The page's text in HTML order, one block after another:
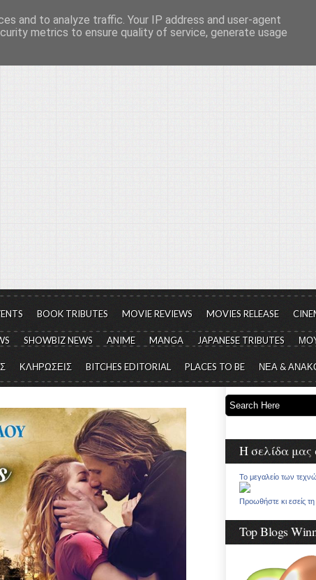
σε κάθε του μορφή και έκταση...
BOOK TRIBUTES MOVIE REVIEWS MOVIES RELEASE
SHOWBIZ NEWS ANIME MANGA JAPANESE TRIBUTES
ΚΛΗΡΩΣΕΙΣ BITCHES EDITORIAL PLACES TO BE ΝΕΑ &
Η σελίδα μας
Το μεγαλείο των
Προωθήστε κι εσείς
Top Blogs
and to analyze traffic. Your IP address and user-agent
metrics to ensure quality of service, generate usage